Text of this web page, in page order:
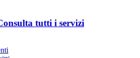
tutti i servizi